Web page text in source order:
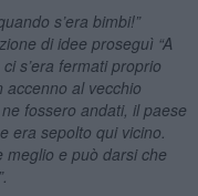
s’era bimbi!”
di idee proseguì “A
s’era fermati proprio
accenno al vecchio
fossero andati, il paese
era sepolto qui vicino.
meglio e può darsi che